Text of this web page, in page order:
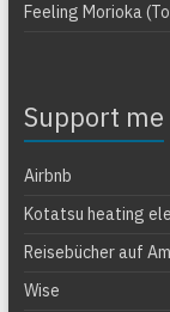
Feeling Morioka
Support me
Airbnb
Kotatsu heating
Reisebücher auf
Wise